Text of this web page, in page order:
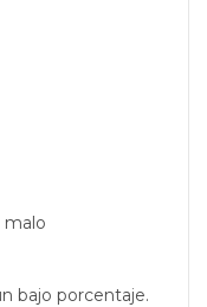
malo
bajo porcentaje.